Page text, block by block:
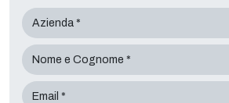
Azienda *
Nome e Cognome *
Email *